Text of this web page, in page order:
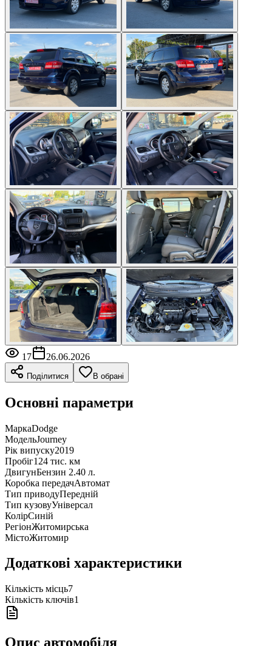
17 26.06.2026
Поділитися В обрані
Основні параметри
МаркаDodge
МодельJourney
Рік випуску2019
Пробіг124 тис. км
ДвигунБензин 2.40 л.
Коробка передачАвтомат
Тип приводуПередній
Тип кузовуУніверсал
КолірСиній
РегіонЖитомирська
МістоЖитомир
Додаткові характеристики
Кількість місць7
Кількість ключів1
Опис автомобіля